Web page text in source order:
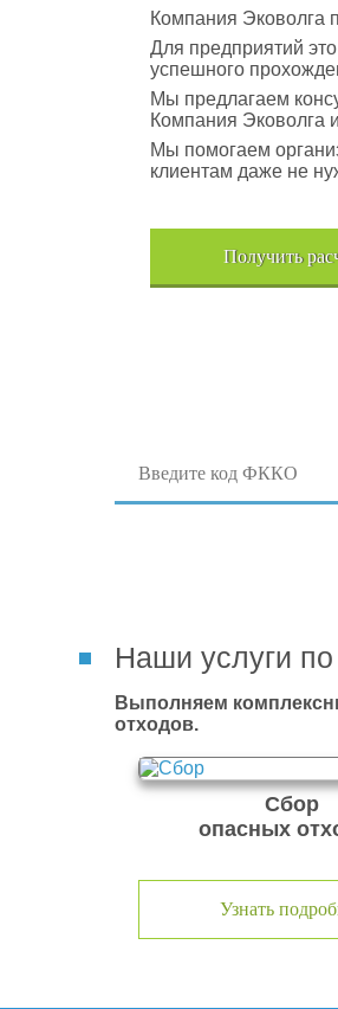
Компания Эковолга
Для предприятий
успешного
Мы предлагаем
Компания Эковолга
Мы помогаем
клиентам даже не
Получить
Наши услуги по
Выполняем
отходов.
Сбор
опасных
Узнать